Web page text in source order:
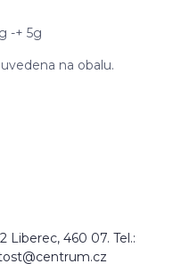
-+ 5g
na obalu.
Liberec, 460 07. Tel.: